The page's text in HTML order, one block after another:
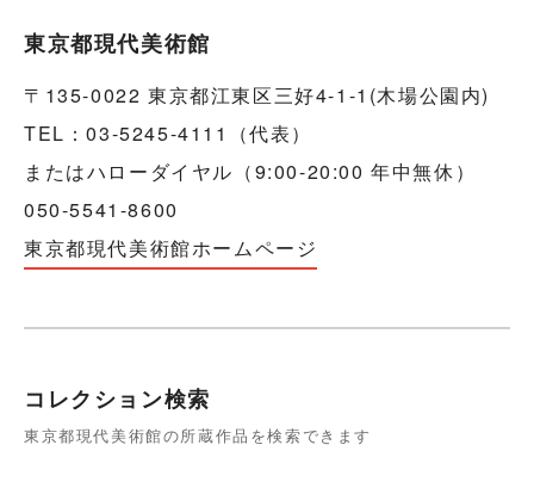
東京都現代美術館
〒135-0022 東京都江東区三好4-1-1(木場公園内)
TEL：03-5245-4111（代表）
またはハローダイヤル（9:00-20:00 年中無休）
050-5541-8600
東京都現代美術館ホームページ
コレクション検索
東京都現代美術館の所蔵作品を検索できます